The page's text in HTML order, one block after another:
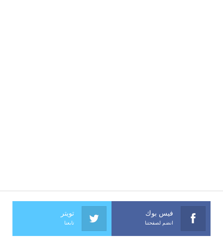
فيس بوك
انضم لصفحتنا
تويتر
تابعنا